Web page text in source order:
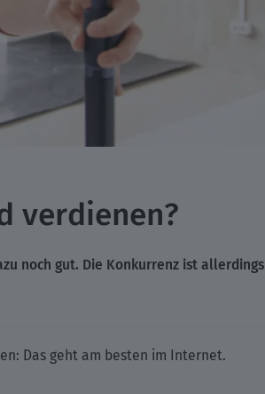
verdienen?
noch gut. Die Konkurrenz ist allerdings
Das geht am besten im Internet.